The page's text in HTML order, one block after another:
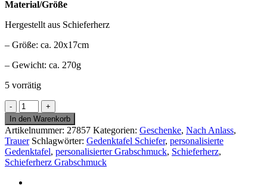
Material/Größe
Hergestellt aus Schieferherz
– Größe: ca. 20x17cm
– Gewicht: ca. 270g
5 vorrätig
Schieferherz
betende
Hände
als
Gedenkstein
-
Grabschmuck
Menge
In den Warenkorb
Artikelnummer: 27857 Kategorien: Geschenke, Nach Anlass,
Trauer Schlagwörter: Gedenktafel Schiefer, personalisierte
Gedenktafel, personalisierter Grabschmuck, Schieferherz,
Schieferherz Grabschmuck